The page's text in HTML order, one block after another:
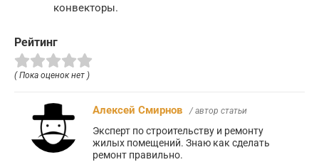
конвекторы.
Рейтинг
( Пока оценок нет )
Алексей Смирнов / автор статьи
Эксперт по строительству и ремонту
жилых помещений. Знаю как сделать
ремонт правильно.